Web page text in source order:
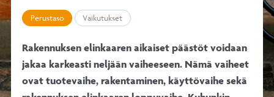
Perustaso Vaikutukset
Rakennuksen elinkaaren aikaiset päästöt voidaan
jakaa karkeasti neljään vaiheeseen. Nämä vaiheet
ovat tuotevaihe, rakentaminen, käyttövaihe sekä